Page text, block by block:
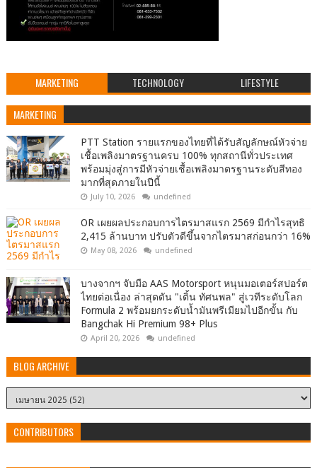
MARKETING TECHNOLOGY LIFESTYLE
MARKETING
PTT Station รายแรกของไทยที่ได้รับสัญลักษณ์หัวจ่าย
เชื้อเพลิงมาตรฐานครบ 100% ทุกสถานีทั่วประเทศ
พร้อมมุ่งสู่การมีหัวจ่ายเชื้อเพลิงมาตรฐานระดับสีทอง
มากที่สุดภายในปีนี้
July 10, 2026 undefined
OR เผยผลประกอบการไตรมาสแรก 2569 มีกำไรสุทธิ
2,415 ล้านบาท ปรับตัวดีขึ้นจากไตรมาสก่อนกว่า 16%
May 08, 2026 undefined
บางจากฯ จับมือ AAS Motorsport หนุนมอเตอร์สปอร์ต
ไทยต่อเนื่อง ล่าสุดดัน "เติ้น ทัศนพล" สู่เวทีระดับโลก
Formula 2 พร้อมยกระดับน้ำมันพรีเมียมไปอีกขั้น กับ
Bangchak Hi Premium 98+ Plus
April 20, 2026 undefined
BLOG ARCHIVE
CONTRIBUTORS